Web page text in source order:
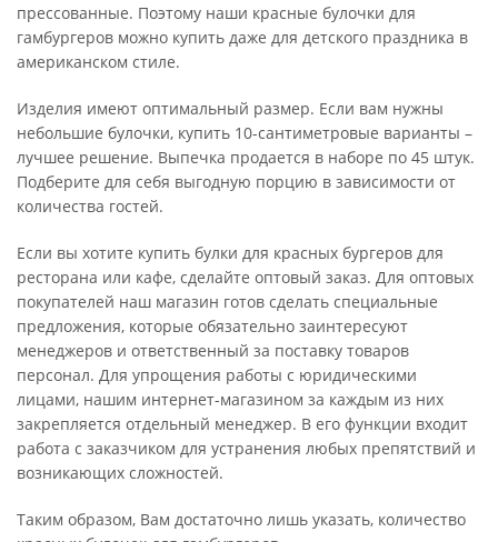
преcсованные. Поэтому наши красные булочки для
гамбургеров можно купить даже для детского праздника в
американском стиле.
Изделия имеют оптимальный размер. Если вам нужны
небольшие булочки, купить 10-сантиметровые варианты –
лучшее решение. Выпечка продается в наборе по 45 штук.
Подберите для себя выгодную порцию в зависимости от
количества гостей.
Если вы хотите купить булки для красных бургеров для
ресторана или кафе, сделайте оптовый заказ. Для оптовых
покупателей наш магазин готов сделать специальные
предложения, которые обязательно заинтересуют
менеджеров и ответственный за поставку товаров
персонал. Для упрощения работы с юридическими
лицами, нашим интернет-магазином за каждым из них
закрепляется отдельный менеджер. В его функции входит
работа с заказчиком для устранения любых препятствий и
возникающих сложностей.
Таким образом, Вам достаточно лишь указать, количество